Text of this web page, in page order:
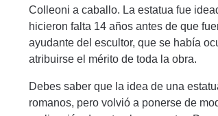
Colleoni a caballo. La estatua fue
hicieron falta 14 años antes de que
ayudante del escultor, que se había
atribuirse el mérito de toda la obra.
Debes saber que la idea de una
romanos, pero volvió a ponerse de